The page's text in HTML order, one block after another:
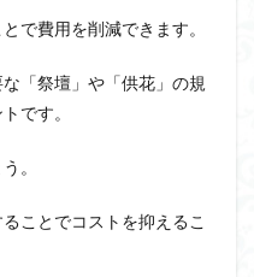
で費用を削減できます。
「祭壇」や「供花」の規
です。
。
ことでコストを抑えるこ